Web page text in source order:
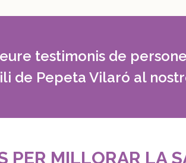
testimonis de
de Pepeta Vilaró al
PER MILLORAR LA